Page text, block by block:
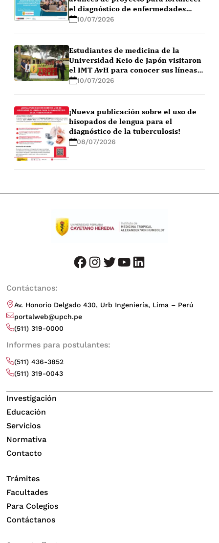
el diagnóstico de enfermedades
febriles en la Amazonía peruana
10/07/2026
Estudiantes de medicina de la
Universidad Keio de Japón visitaron
el IMT AvH para conocer sus líneas
de investigación
10/07/2026
¡Nueva publicación sobre el uso de
hisopados de lengua para el
diagnóstico de la tuberculosis!
08/07/2026
facebook instagram twitter youtube LinkedIn
Contáctanos:
Av. Honorio Delgado 430, Urb Ingeniería, Lima – Perú
portalweb@upch.pe
(511) 319-0000
Informes para postulantes:
(511) 436-3852
(511) 319-0043
Investigación
Educación
Servicios
Normativa
Contacto
Trámites
Facultades
Para Colegios
Contáctanos